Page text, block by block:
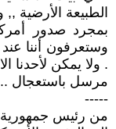
الطبيعة الأرضية
بمجرد صدور
وستعرفون أننا
. ولا يمكن لأحدنا
مرسل باستعجال
-----
من رئيس